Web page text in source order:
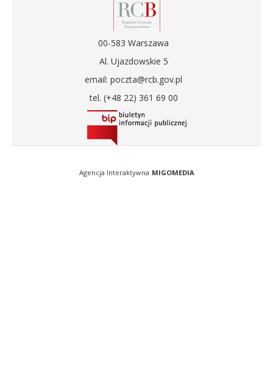
00-583 Warszawa
Al. Ujazdowskie 5
email: poczta@rcb.gov.pl
tel. (+48 22) 361 69 00
Agencja Interaktywna MIGOMEDIA